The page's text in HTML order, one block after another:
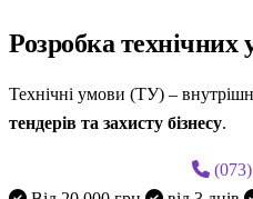
Розробка технічних
Технічні умови (ТУ) –
тендерів та захисту бізнесу.